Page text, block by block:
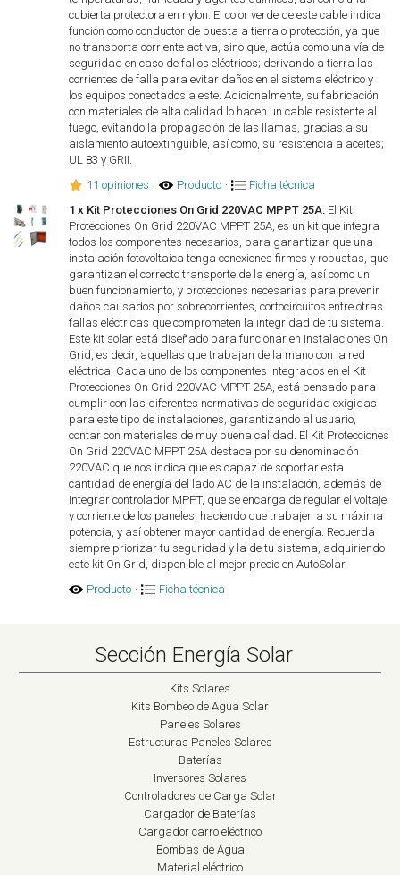
cubierta protectora en nylon. El color verde de este cable indica
función como conductor de puesta a tierra o protección, ya que
no transporta corriente activa, sino que, actúa como una vía de
seguridad en caso de fallos eléctricos; derivando a tierra las
corrientes de falla para evitar daños en el sistema eléctrico y
los equipos conectados a este. Adicionalmente, su fabricación
con materiales de alta calidad lo hacen un cable resistente al
fuego, evitando la propagación de las llamas, gracias a su
aislamiento autoextinguible, así como, su resistencia a aceites;
UL 83 y GRII.
11 opiniones · Producto ·
Ficha técnica
1 x Kit Protecciones On Grid 220VAC MPPT 25A: El Kit
Protecciones On Grid 220VAC MPPT 25A, es un kit que integra
todos los componentes necesarios, para garantizar que una
instalación fotovoltaica tenga conexiones firmes y robustas, que
garantizan el correcto transporte de la energía, así como un
buen funcionamiento, y protecciones necesarias para prevenir
daños causados por sobrecorrientes, cortocircuitos entre otras
fallas eléctricas que comprometen la integridad de tu sistema.
Este kit solar está diseñado para funcionar en instalaciones On
Grid, es decir, aquellas que trabajan de la mano con la red
eléctrica. Cada uno de los componentes integrados en el Kit
Protecciones On Grid 220VAC MPPT 25A, está pensado para
cumplir con las diferentes normativas de seguridad exigidas
para este tipo de instalaciones, garantizando al usuario,
contar con materiales de muy buena calidad. El Kit Protecciones
On Grid 220VAC MPPT 25A destaca por su denominación
220VAC que nos indica que es capaz de soportar esta
cantidad de energía del lado AC de la instalación, además de
integrar controlador MPPT, que se encarga de regular el voltaje
y corriente de los paneles, haciendo que trabajen a su máxima
potencia, y así obtener mayor cantidad de energía. Recuerda
siempre priorizar tu seguridad y la de tu sistema, adquiriendo
este kit On Grid, disponible al mejor precio en AutoSolar.
Producto · Ficha técnica
Sección Energía Solar
Kits Solares
Kits Bombeo de Agua Solar
Paneles Solares
Estructuras Paneles Solares
Baterías
Inversores Solares
Controladores de Carga Solar
Cargador de Baterías
Cargador carro eléctrico
Bombas de Agua
Material eléctrico